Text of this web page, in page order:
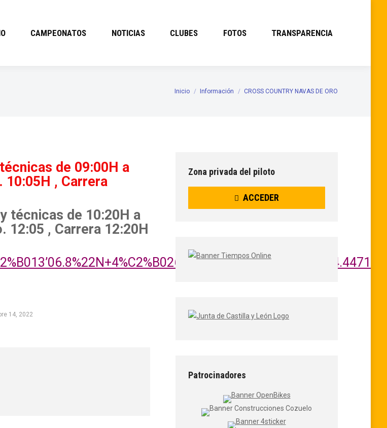
CAMPEONATOS NOTICIAS CLUBES FOTOS TRANSPARENCIA
Estás aquí:
Inicio Información CROSS COUNTRY NAVAS DE ORO
de 09:00H a
10:05H , Carrera
técnicas de 10:20H a
12:05 , Carrera 12:20H
@41.2185593,-
14, 2022
Zona privada del piloto
ACCEDER
Patrocinadores